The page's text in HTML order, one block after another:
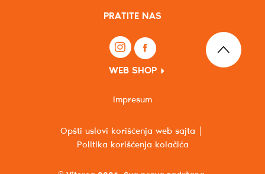
PRATITE NAS
WEB SHOP
Opšti uslovi korišćenja web sajta
Politika korišćenja kolačića
Impresum